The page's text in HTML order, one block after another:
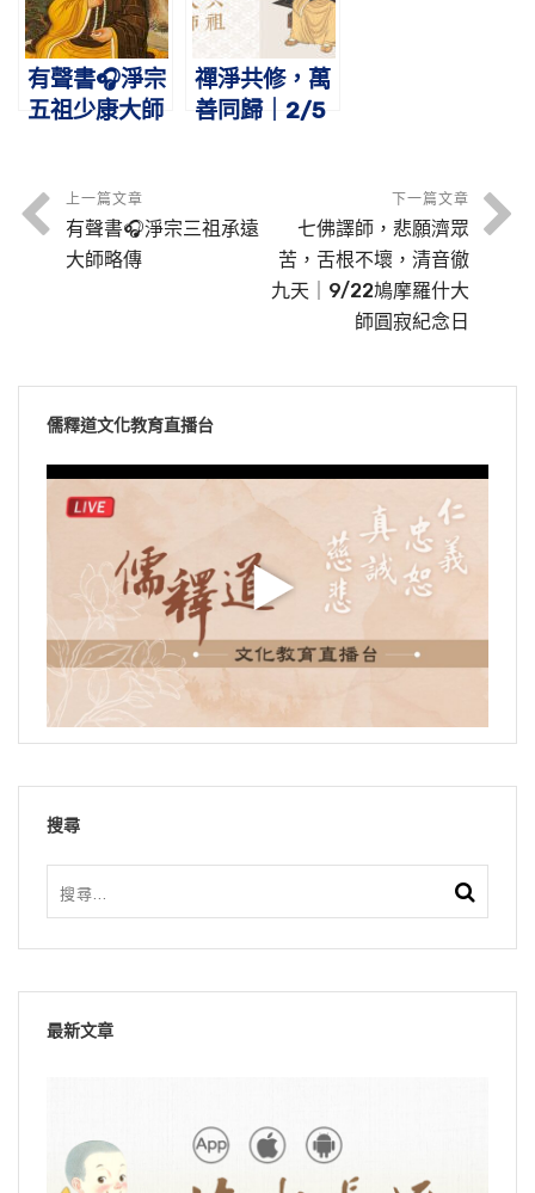
有聲書🎧淨宗
五祖少康大師
輕，少康化
佛，善導光明
禪淨共修，萬
善同歸｜2/5
上一篇文章
有聲書🎧淨宗三祖承遠
大師略傳
下一篇文章
七佛譯師，悲願濟眾
苦，舌根不壞，清音徹
九天｜9/22鳩摩羅什大
師圓寂紀念日
儒釋道文化教育直播台
搜尋
最新文章